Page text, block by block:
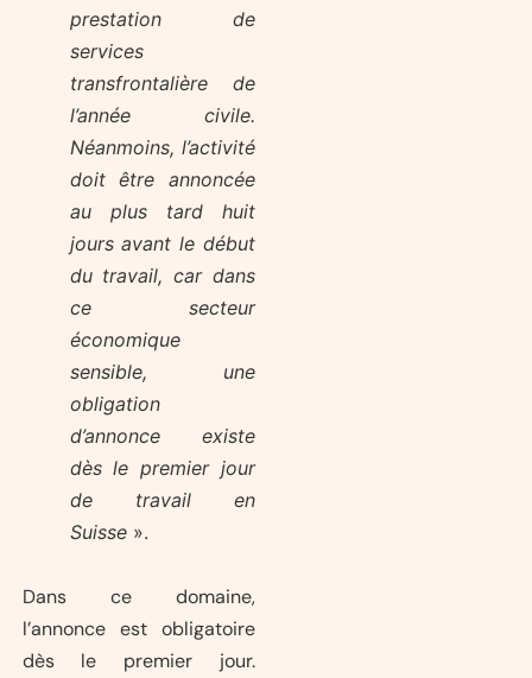
prestation de
services
transfrontalière de
l’année civile.
Néanmoins, l’activité
doit être annoncée
au plus tard huit
jours avant le début
du travail, car dans
ce secteur
économique
sensible, une
obligation
d’annonce existe
dès le premier jour
de travail en
Suisse».
Dans ce domaine,
l’annonce est obligatoire
dès le premier jour.